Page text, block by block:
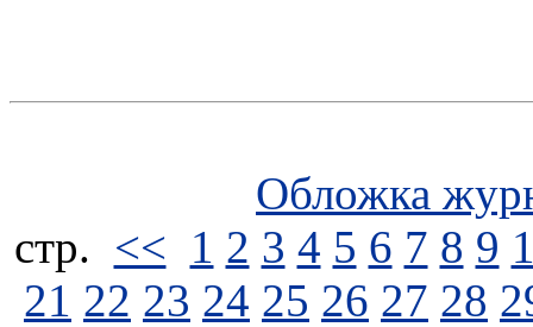
Обложка
стp. << 1 2 3 4 5 6 7 8 9
21 22 23 24 25 26 27 28